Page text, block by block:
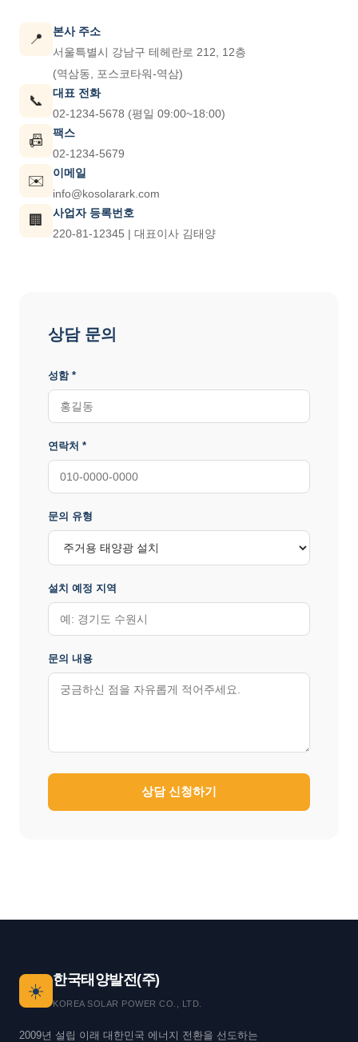
📍
본사 주소
서울특별시 강남구 테헤란로 212, 12층
(역삼동, 포스코타워-역삼)
📞
대표 전화
02-1234-5678 (평일 09:00~18:00)
📠
팩스
02-1234-5679
✉️
이메일
info@kosolarark.com
🏢
사업자 등록번호
220-81-12345 | 대표이사 김태양
상담 문의
성함 *
연락처 *
문의 유형
설치 예정 지역
문의 내용
상담 신청하기
☀️
한국태양발전(주)
KOREA SOLAR POWER CO., LTD.
2009년 설립 이래 대한민국 에너지 전환을 선도하는